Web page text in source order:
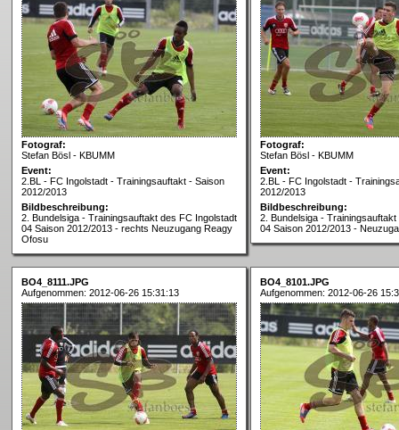
Fotograf:
Stefan Bösl - KBUMM
Event:
2.BL - FC Ingolstadt - Trainingsauftakt - Saison
2012/2013
Bildbeschreibung:
2. Bundelsiga - Trainingsauftakt des FC Ingolstadt
04 Saison 2012/2013 - rechts Neuzugang Reagy
Ofosu
Fotograf:
Stefan Bösl - KBUMM
Event:
2.BL - FC Ingolstadt -
2012/2013
Bildbeschreibung:
2. Bundelsiga -
04 Saison 2012/2013 -
BO4_8111.JPG
Aufgenommen: 2012-06-26 15:31:13
BO4_8101.JPG
Aufgenommen: 2012-06-26